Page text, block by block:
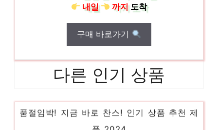
내일
까지도착
구매 바로가기
다른 인기 상품
에브리봇 물걸레 로봇청소기 쓰리스핀 EVO,
화이트, TS401W
품절임박! 지금 바로 찬스! 인기 상품 추천 제
품 2024